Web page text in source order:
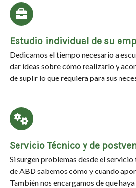
Estudio individual de su
Dedicamos el tiempo necesario a
dar ideas sobre cómo realizarlo y
de suplir lo que requiera para sus
Servicio Técnico y de
Si surgen problemas desde el
de ABD sabemos cómo y cuando
También nos encargamos de que